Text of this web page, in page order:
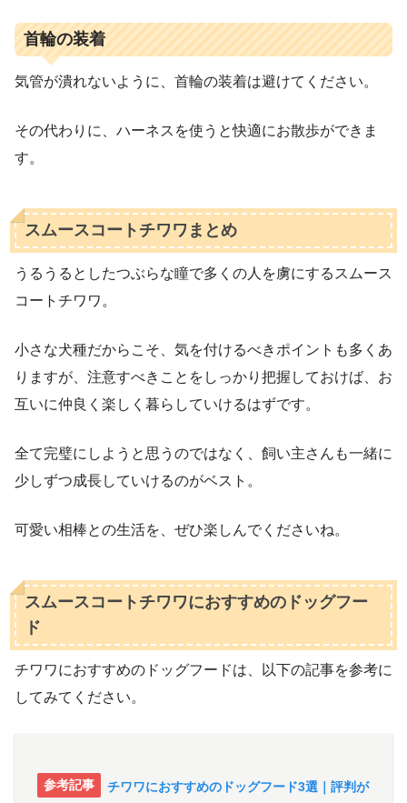
首輪の装着
気管が潰れないように、首輪の装着は避けてください。
その代わりに、ハーネスを使うと快適にお散歩ができま
す。
スムースコートチワワまとめ
うるうるとしたつぶらな瞳で多くの人を虜にするスムース
コートチワワ。
小さな犬種だからこそ、気を付けるべきポイントも多くあ
りますが、注意すべきことをしっかり把握しておけば、お
互いに仲良く楽しく暮らしていけるはずです。
全て完璧にしようと思うのではなく、飼い主さんも一緒に
少しずつ成長していけるのがベスト。
可愛い相棒との生活を、ぜひ楽しんでくださいね。
スムースコートチワワにおすすめのドッグフー
ド
チワワにおすすめのドッグフードは、以下の記事を参考に
してみてください。
チワワにおすすめのドッグフード3選｜評判が